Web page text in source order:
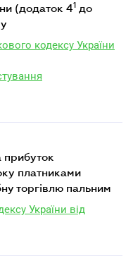
(додаток 41 до
кодексу України
платниками
торгівлю пальним
України від